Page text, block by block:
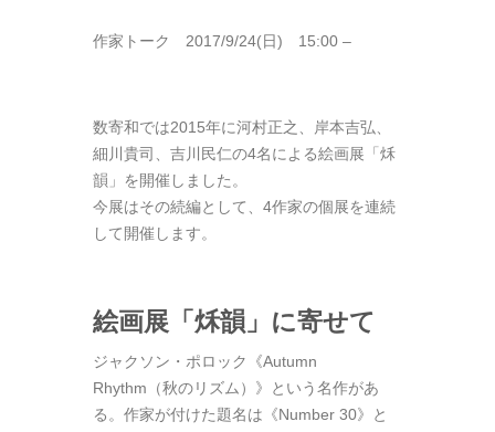
作家トーク 2017/9/24(日) 15:00 –
数寄和では2015年に河村正之、岸本吉弘、
細川貴司、吉川民仁の4名による絵画展「秌
韻」 を開催しました。
今展はその続編として、4作家の個展を連続
して開催します。
絵画展「秌韻」に寄せて
ジャクソン・ポロック《Autumn
Rhythm （秋のリズム）》という名作があ
る。作家が付けた題名は《 Number 30》と